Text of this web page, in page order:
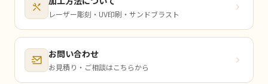
レーザー彫刻・UV印刷・サンドブラスト
お問い合わせ
お見積り・ご相談はこちらから